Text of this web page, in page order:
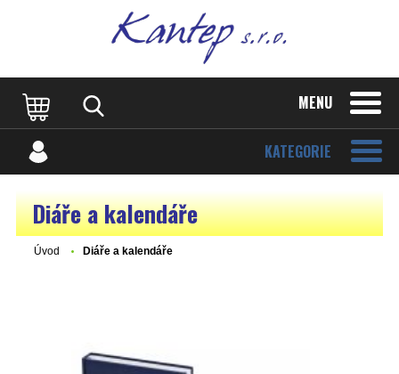
MENU
KATEGORIE
Diáře a kalendáře
Úvod Diáře a kalendáře